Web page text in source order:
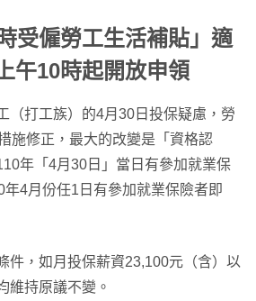
受僱勞工生活補貼」適
午10時起開放申領
（打工族）的4月30日投保疑慮，勞
施修正，最大的改變是「資格認
年「4月30日」當日有參加就業保
年4月份任1日有參加就業保險者即
件，如月投保薪資23,100元（含）以
維持原議不變。